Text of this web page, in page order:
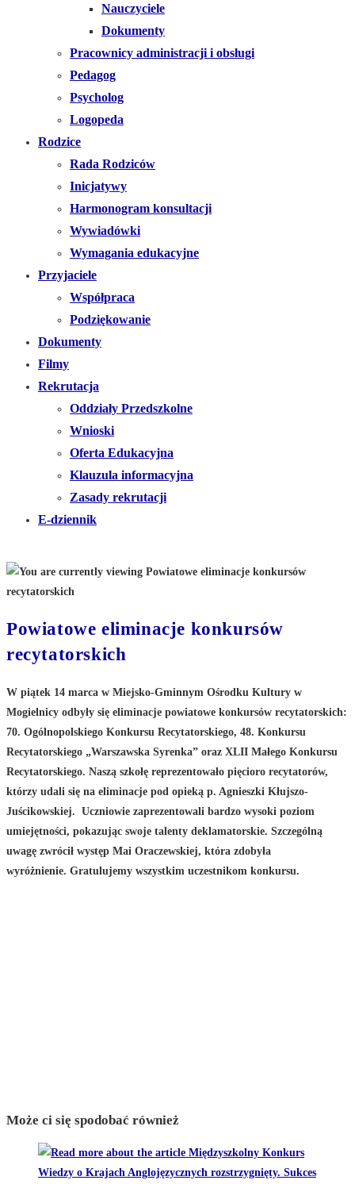
Nauczyciele
Dokumenty
Pracownicy administracji i obsługi
Pedagog
Psycholog
Logopeda
Rodzice
Rada Rodziców
Inicjatywy
Harmonogram konsultacji
Wywiadówki
Wymagania edukacyjne
Przyjaciele
Współpraca
Podziękowanie
Dokumenty
Filmy
Rekrutacja
Oddziały Przedszkolne
Wnioski
Oferta Edukacyjna
Klauzula informacyjna
Zasady rekrutacji
E-dziennik
Powiatowe eliminacje konkursów
recytatorskich
W piątek 14 marca w Miejsko-Gminnym Ośrodku Kultury w
Mogielnicy odbyły się eliminacje powiatowe konkursów recytatorskich:
70. Ogólnopolskiego Konkursu Recytatorskiego, 48. Konkursu
Recytatorskiego „Warszawska Syrenka” oraz XLII Małego Konkursu
Recytatorskiego. Naszą szkołę reprezentowało pięcioro recytatorów,
którzy udali się na eliminacje pod opieką p. Agnieszki Kłujszo-
Juścikowskiej. Uczniowie zaprezentowali bardzo wysoki poziom
umiejętności, pokazując swoje talenty deklamatorskie. Szczególną
uwagę zwrócił występ Mai Oraczewskiej, która zdobyła
wyróżnienie. Gratulujemy wszystkim uczestnikom konkursu.
Może ci się spodobać również